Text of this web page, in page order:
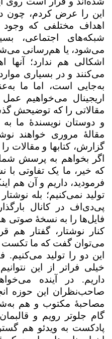
این را عرض کردم، چون
اهداف مختلفی که وجود
شبکه‌های اجتماعی،
می‌شود، یا هم‌رسانی
اشکالی هم ندارد؛ آنها
می‌کنند و در بسیاری
به‌جایی است، اما ما
اریجینال می‌خواهیم عمل
مقالاتی را که توضیحش
و دوستان نویسندۀ ما به‌
مقالۀ مروری خواهند
گزارش، کتابها و مقالات
اگر بخواهم به پرسش
که خیر، ما یک تفاوتی
فرمودید، داریم و آن هم
تولید نمی‌کنیم؛ بله
پی‌دی‌اف در کانال
فایل‌ها را به نسخۀ صوتی
کنار نوشتار، گفتار هم
می‌توان گفت که ما تکست
این دو را تولید
خیلی فراتر از این
داریم. در آینده
صاحب‌نظران این حوزه
مصاحبۀ مکتوب و هم
گام جلوتر رویم و
پادکست به ویدئو هم